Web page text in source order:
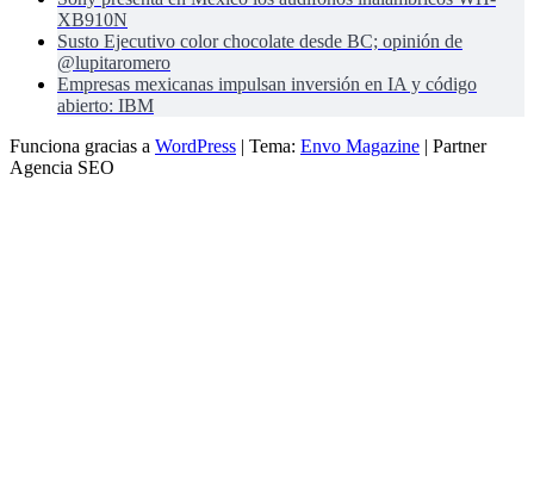
XB910N
Susto Ejecutivo color chocolate desde BC; opinión de
@lupitaromero
Empresas mexicanas impulsan inversión en IA y código
abierto: IBM
Funciona gracias a WordPress | Tema: Envo Magazine | Partner
Agencia SEO